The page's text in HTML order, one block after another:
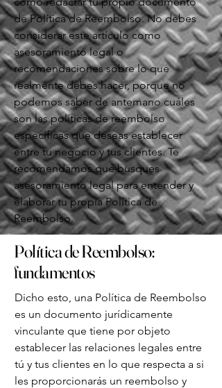
de Política de Reembolso. No debes
considerar este artículo como
asesoramiento legal o
recomendaciones sobre lo que
realmente debes hacer, porque no
podemos saber de antemano cuáles
son las políticas de reembolso
específicas que deseas establecer
entre tu negocio y tus clientes. Te
recomendamos que busques
asesoramiento legal para entender y
elaborar tu propia Política de
Reembolso.
Política de Reembolso:
fundamentos
Dicho esto, una Política de Reembolso
es un documento jurídicamente
vinculante que tiene por objeto
establecer las relaciones legales entre
tú y tus clientes en lo que respecta a si
les proporcionarás un reembolso y